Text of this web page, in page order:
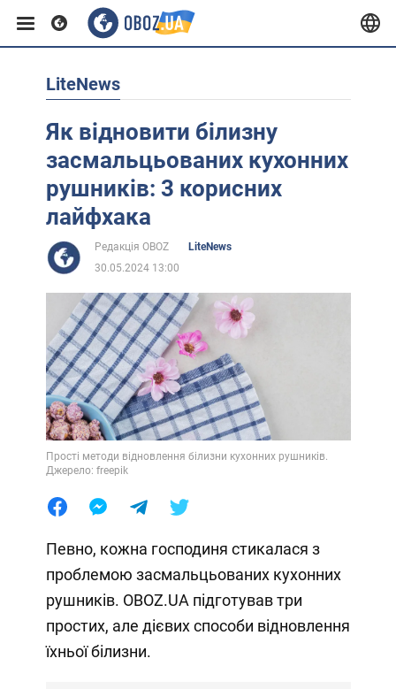
Європа
США
Африка
Життя
Лайфхаки
LiteNews
Як відновити білизну
засмальцьованих кухонних
рушників: 3 корисних
лайфхака
Редакція OBOZ
LiteNews
30.05.2024 13:00
Прості методи відновлення білизни кухонних рушників.
Джерело: freepik
Певно, кожна господиня стикалася з
проблемою засмальцьованих кухонних
рушників. OBOZ.UA підготував три
простих, але дієвих способи відновлення
їхньої білизни.